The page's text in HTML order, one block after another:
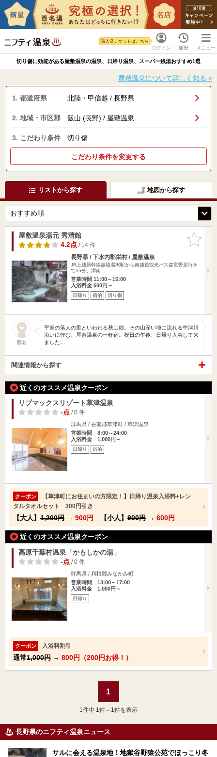
ログイン
購入済チケットはこちら
履歴 メニュー
切り傷に効能がある屋敷温泉の温泉、日帰り温泉、スーパー銭湯おすすめ1選
屋敷温泉について詳しく知る >
1. 都道府県 北陸・甲信越 / 長野県
2. 地域・市区郡 飯山 (長野) / 屋敷温泉
3. こだわり条件 切り傷
こだわり条件を変更する
リストから探す 地図から探す
お気に入
りに追加
屋敷温泉湯元 秀清館
4.2点/ 14 件
長野県 / 下水内郡栄村 / 屋敷温泉
JR上越新幹線越後湯沢駅から南越後観光バス森宮野原行き
で55分、津南…
営業時間 11:00～15:00
入浴料金 600円～
日帰り 宿泊 切り傷
匿名
平家の落人の里といわれる秋山郷。その山深い地に流れる中津川
沿いに佇む、屋敷温泉の一軒宿。祝日の午後、日帰り入浴して来
ました…
関連情報から探す
近くのオススメ温泉クーポン
リブマックスリゾート草津温泉
-点/ 0 件
群馬県 / 吾妻郡草津町 / 草津温泉
営業時間 8:00～24:00
入浴料金 1,000円～
日帰り 宿泊
クーポン
【草津町にお住まいの方限定！】日帰り温泉入浴料+レン
タルタオルセット 300円引き
【大人】 1,200円 → 900円 【小人】 900円 → 600円
近くのオススメ温泉クーポン
高原千葉村温泉「かもしかの湯」
-点/ 0 件
群馬県 / 利根郡みなかみ町
営業時間 13:00～17:00
入浴料金 1,000円～
日帰り
クーポン 入浴料割引
通常1,000円 → 800円（200円お得！）
1
1 件中 1件～1件を表示
長野県のニフティ温泉ニュース
サルに会える温泉地！地獄谷野猿公苑でほっこり冬